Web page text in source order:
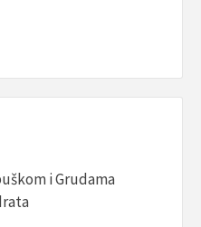
i Grudama